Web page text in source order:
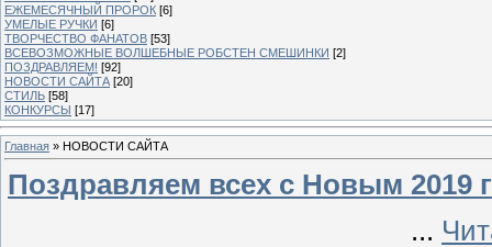
ЕЖЕМЕСЯЧНЫЙ ПРОРОК [6]
УМЕЛЫЕ РУЧКИ [6]
ТВОРЧЕСТВО ФАНАТОВ [53]
ВСЕВОЗМОЖНЫЕ ВОЛШЕБНЫЕ РОБСТЕН СМЕШИНКИ [2]
ПОЗДРАВЛЯЕМ! [92]
НОВОСТИ САЙТА [20]
СТИЛЬ [58]
КОНКУРСЫ [17]
Главная » НОВОСТИ САЙТА
Поздравляем всех с Новым 2019
...